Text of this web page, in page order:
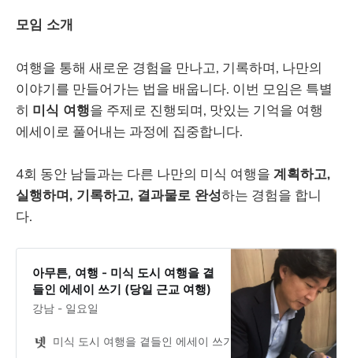
모임 소개
여행을 통해 새로운 경험을 만나고, 기록하며, 나만의
이야기를 만들어가는 법을 배웁니다. 이번 모임은 특별
히 미식 여행을 주제로 진행되며, 맛있는 기억을 여행
에세이로 풀어내는 과정에 집중합니다.
4회 동안 남들과는 다른 나만의 미식 여행을 계획하고,
실행하며, 기록하고, 결과물로 완성하는 경험을 합니
다.
아무튼, 여행 - 미식 도시 여행을 곁
들인 에세이 쓰기 (당일 근교 여행)
강남 - 일요일
미식 도시 여행을 곁들인 에세이 쓰기 (당일 근교 여행) 넷